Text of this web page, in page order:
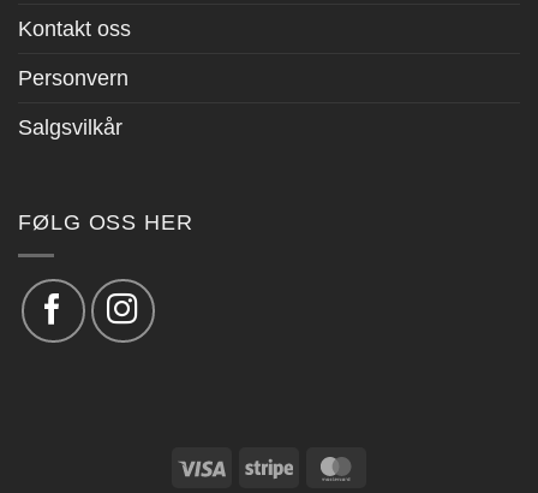
Kontakt oss
Personvern
Salgsvilkår
FØLG OSS HER
Visa Stripe